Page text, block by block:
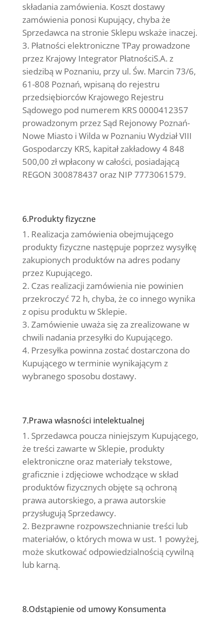
składania zamówienia. Koszt dostawy
zamówienia ponosi Kupujący, chyba że
Sprzedawca na stronie Sklepu wskaże inaczej.
Płatności elektroniczne TPay prowadzone
przez Krajowy Integrator PłatnościS.A. z
siedzibą w Poznaniu, przy ul. Św. Marcin 73/6,
61-808 Poznań, wpisaną do rejestru
przedsiębiorców Krajowego Rejestru
Sądowego pod numerem KRS 0000412357
prowadzonym przez Sąd Rejonowy Poznań-
Nowe Miasto i Wilda w Poznaniu Wydział VIII
Gospodarczy KRS, kapitał zakładowy 4 848
500,00 zł wpłacony w całości, posiadającą
REGON 300878437 oraz NIP 7773061579.
6.Produkty fizyczne
Realizacja zamówienia obejmującego
produkty fizyczne następuje poprzez wysyłkę
zakupionych produktów na adres podany
przez Kupującego.
Czas realizacji zamówienia nie powinien
przekroczyć 72 h, chyba, że co innego wynika
z opisu produktu w Sklepie.
Zamówienie uważa się za zrealizowane w
chwili nadania przesyłki do Kupującego.
Przesyłka powinna zostać dostarczona do
Kupującego w terminie wynikającym z
wybranego sposobu dostawy.
7.Prawa własności intelektualnej
Sprzedawca poucza niniejszym Kupującego,
że treści zawarte w Sklepie, produkty
elektroniczne oraz materiały tekstowe,
graficznie i zdjęciowe wchodzące w skład
produktów fizycznych objęte są ochroną
prawa autorskiego, a prawa autorskie
przysługują Sprzedawcy.
Bezprawne rozpowszechnianie treści lub
materiałów, o których mowa w ust. 1 powyżej,
może skutkować odpowiedzialnością cywilną
lub karną.
8.Odstąpienie od umowy Konsumenta